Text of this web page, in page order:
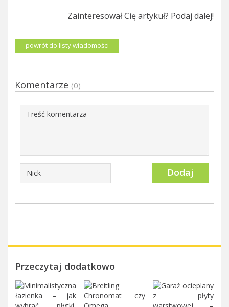
Zainteresował Cię artykuł? Podaj dalej!
powrót do listy wiadomości
Komentarze (0)
Dodaj
Przeczytaj dodatkowo